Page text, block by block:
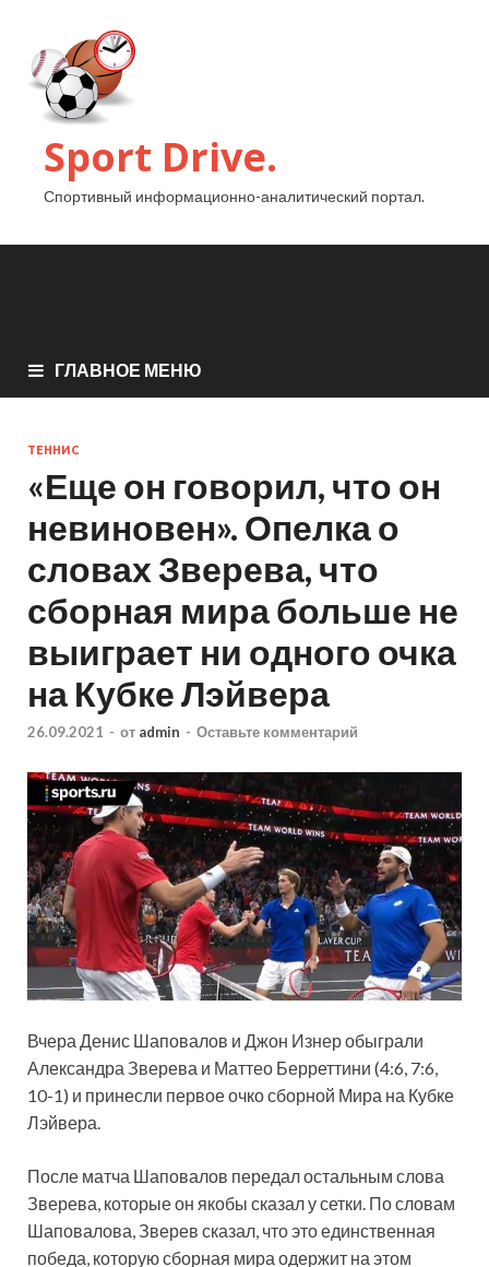
Sport Drive.
Спортивный информационно-аналитический портал.
ГЛАВНОЕ МЕНЮ
ТЕННИС
«Еще он говорил, что он
невиновен». Опелка о
словах Зверева, что
сборная мира больше не
выиграет ни одного очка
на Кубке Лэйвера
26.09.2021 - от admin - Оставьте комментарий
Вчера Денис Шаповалов и Джон Изнер обыграли
Александра Зверева и Маттео Берреттини (4:6, 7:6,
10-1) и принесли первое очко сборной Мира на Кубке
Лэйвера.
После матча Шаповалов передал остальным слова
Зверева, которые он якобы сказал у сетки. По словам
Шаповалова, Зверев сказал, что это единственная
победа, которую сборная мира одержит на этом